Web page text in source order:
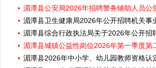
湄潭县公安局2026年招聘警务辅助人员
湄潭县卫生健康局2026年公开招聘机关事
湄潭县综合行政执法局关于2026年公开
湄潭县城镇公益性岗位2026年第一季度
湄潭县2026年中小学、幼儿园教师资格认